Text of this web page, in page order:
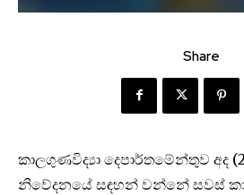
Share
කාලගුණවිද්‍යා දෙපාර්තමේන්තුව අද
නිවේදනයේ සඳහන් වන්නේ සවස්